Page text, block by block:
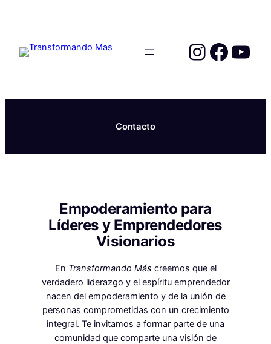
Contacto
Empoderamiento para
Líderes y Emprendedores
Visionarios
En Transformando Más creemos que el
verdadero liderazgo y el espíritu emprendedor
nacen del empoderamiento y de la unión de
personas comprometidas con un crecimiento
integral. Te invitamos a formar parte de una
comunidad que comparte una visión de